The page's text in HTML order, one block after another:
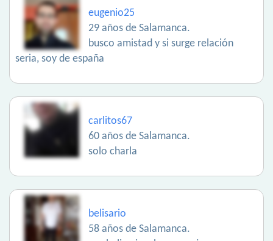
eugenio25
29 años de Salamanca.
busco amistad y si surge relación
seria, soy de españa
carlitos67
60 años de Salamanca.
solo charla
belisario
58 años de Salamanca.